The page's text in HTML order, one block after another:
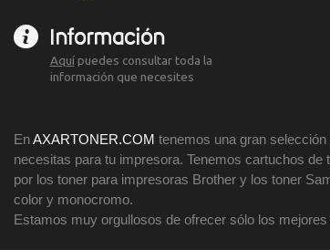
Información
Aquípuedes consultar toda la
información que necesites
EnAXARTONER.COM tenemos una gran
necesitas para tu impresora. Tenemos cartuchos
por los toner para impresoras Brother y los toner
color y monocromo.
Estamos muy orgullosos de ofrecer sólo los